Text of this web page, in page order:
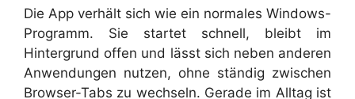
Die App verhält sich wie ein normales Windows-
Programm. Sie startet schnell, bleibt im
Hintergrund offen und lässt sich neben anderen
Anwendungen nutzen, ohne ständig zwischen
Browser-Tabs zu wechseln. Gerade im Alltag ist